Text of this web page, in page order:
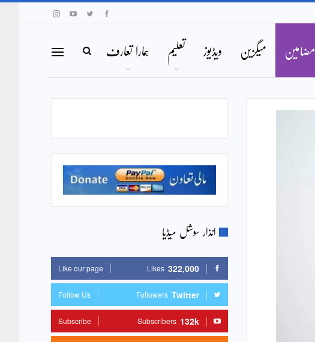
مضامین میگزین ویڈیوز تعلیم ہمارا تعارف
انذار سوشل میڈیا
322,000
Likes
Like our page
Twitter
Followers
Follow Us
132k
Subscribers
Subscribe